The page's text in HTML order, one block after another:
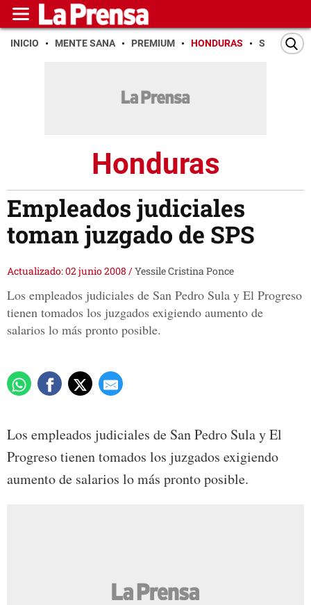
INICIO MENTE SANA PREMIUM HONDURAS SAN PEDRO
Honduras
Empleados judiciales
toman juzgado de SPS
Actualizado: 02 junio 2008 /Yessile Cristina Ponce
Los empleados judiciales de San Pedro Sula y El Progreso
tienen tomados los juzgados exigiendo aumento de
salarios lo más pronto posible.
Los empleados judiciales de San Pedro Sula y El
Progreso tienen tomados los juzgados exigiendo
aumento de salarios lo más pronto posible.